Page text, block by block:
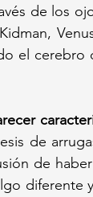
de los
el cerebro
de
de
diferente